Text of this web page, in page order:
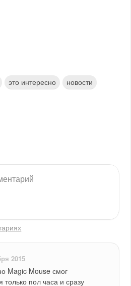
это интересно новости
2015
Magic Mouse смог
только пол часа и сразу